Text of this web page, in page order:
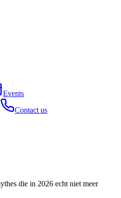
Events
Contact us